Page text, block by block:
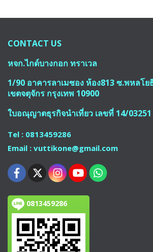
CONTACT US
หจก.ไกด์บางกอก ทราเวล
1/90 อาคารลาเมซอง ห้อง813 ซ.พหลโ
เขตจตุจักร กรุงเทพ 10900
ใบอณุญาตธุรกิจนำเที่ยว เลขที่ 14/03251
Tel : 0813459286
Email : vuttikone@gmail.com
0813459286